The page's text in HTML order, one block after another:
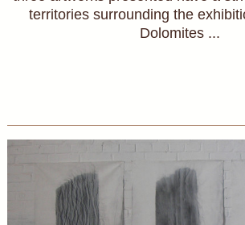
territories surrounding the
Dolomites ...